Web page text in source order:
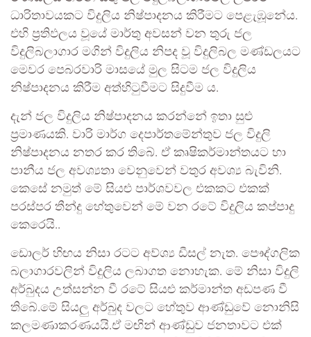
ධාරිතාවයකට විදුලිය නිෂ්පාදනය කිරීමට පෙළැඹූනේය.
එහි ප්‍රතිඵලය වූයේ මාර්තු අවසන් වන තුරු ජල
විදුලිබලාගාර මගින් විදුලිය නිපද වූ විදුලිබල මණ්ඩලයට
මෙවර පෙබරවාරි මාසයේ මුල සිටම ජල විදුලිය
නිෂ්පාදනය කිරීම අත්හිටුවීමට සිදුවීම ය.
දැන් ජල විදුලිය නිෂ්පාදනය කරන්නේ ඉතා සුළු
ප්‍රමාණයකි. වාරි මාර්ග දෙපාර්තමේන්තුව ජල විදුලි
නිෂ්පාදනය නතර කර තිබේ. ඒ කෘෂිකර්මාන්තයට හා
පානීය ජල අවශ්‍යතා වෙනුවෙන් වතුර අවශ්‍ය බැවිනි.
කෙසේ නමුත් මේ සියළු පාර්ශවවල එකකට එකක්
පරස්පර තීන්දු හේතුවෙන් මේ වන රටේ විදුලිය කප්පාදු
කෙරෙයි..
ඩොලර් හිඟය නිසා රටට අව්ශ්‍ය ඩීසල් නැත. පෞද්ගලික
බලාගාරවලින් විදුලිය ලබාගත නොහැක. මේ නිසා විදුලි
අර්බුදය උත්සන්න වී රටේ සියළු කර්මාන්ත අඩපණ වී
තිබේ.මේ සියලු අර්බුද වලට හේතුව ආණ්ඩුවේ නොනිසි
කලමණාකරණයයි.ඒ මඟින් ආණ්ඩුව ජනතාවට එක්